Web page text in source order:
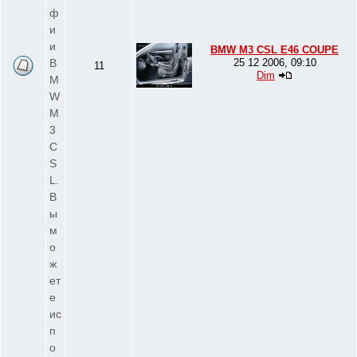
ф
и
и
B
M
W
M
3
C
S
L.
В
ы
м
о
ж
ет
е
ис
п
о
11
BMW M3 CSL E46 COUPE
25 12 2006, 09:10
Dim